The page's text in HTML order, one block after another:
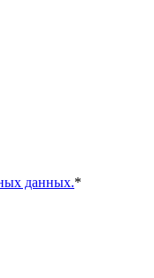
данных.*